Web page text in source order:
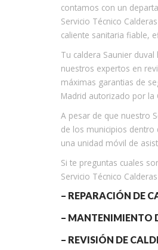
contamos con un
Servicio Técnico
caliente sanitaria fiable,
Tu caldera Saunier
nuestros expertos en
máximas garantias de
Madrid autorizado por la
A pesar de que nuestro
de los municipios
una unidad móvil de
Si te preguntas cuales
Servicio Técnico
– REPARACIÓN DE
– MANTENIMIENTO
– REVISIÓN DE